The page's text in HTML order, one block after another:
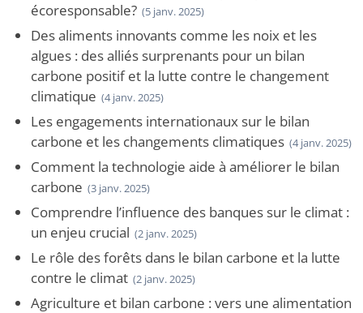
écoresponsable? (5 janv. 2025)
Des aliments innovants comme les noix et les
algues : des alliés surprenants pour un bilan
carbone positif et la lutte contre le changement
climatique (4 janv. 2025)
Les engagements internationaux sur le bilan
carbone et les changements climatiques (4 janv. 2025)
Comment la technologie aide à améliorer le bilan
carbone (3 janv. 2025)
Comprendre l’influence des banques sur le climat :
un enjeu crucial (2 janv. 2025)
Le rôle des forêts dans le bilan carbone et la lutte
contre le climat (2 janv. 2025)
Agriculture et bilan carbone : vers une alimentation